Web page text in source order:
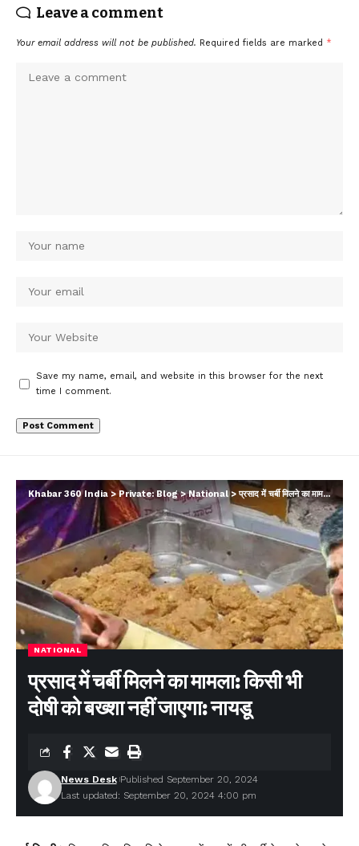
Leave a comment
Your email address will not be published. Required fields are marked *
Save my name, email, and website in this browser for the next
time I comment.
Khabar 360 India>Private: Blog>National>प्रसाद में चर्बी मिलने का मामला: किसी भी दोषी को बख्शा नहीं जाएगा: नायडू
NATIONAL
प्रसाद में चर्बी मिलने का मामला: किसी भी
दोषी को बख्शा नहीं जाएगा: नायडू
Last updated: September 20, 2024 4:00 pm
News Desk Published September 20, 2024